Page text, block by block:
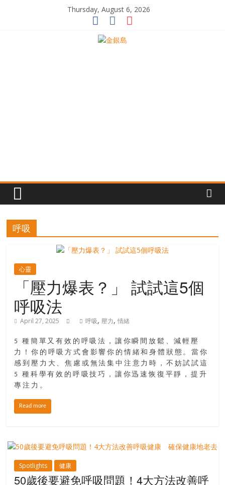
Thursday, August 6, 2026
命
的
藏
金
銀
島
共
享
共
樂
共
創
半
結
伴
呼吸
心靈
「壓力爆表？」 試試這5個
呼吸法
April 27, 2025 呼吸,壓力,情緒
5 種簡單又有效的呼吸法，讓你瞬間放鬆、減輕壓
力！你的呼吸方式會影響你的情緒和身體狀態。當你
感到壓力大、焦慮或無法集中注意力時，不妨試試這
5 種科學有效的呼吸技巧，讓你迅速恢復平靜，提升
專注力。
Read more
Spotlights 健康
50歲後要避免呼吸問題！4大方法改善呼